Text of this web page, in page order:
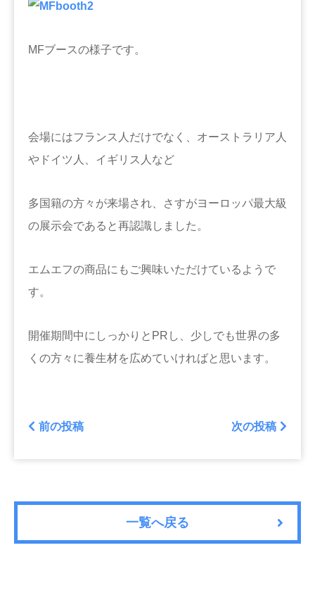
MFブースの様子です。
会場にはフランス人だけでなく、オーストラリア人
やドイツ人、イギリス人など
多国籍の方々が来場され、さすがヨーロッパ最大級
の展示会であると再認識しました。
エムエフの商品にもご興味いただけているようで
す。
開催期間中にしっかりとPRし、少しでも世界の多
くの方々に養生材を広めていければと思います。
前の投稿 次の投稿
一覧へ戻る